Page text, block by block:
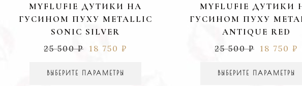
MYFLUFIE ДУТИКИ НА
ГУСИНОМ ПУХУ METALLIC
SONIC SILVER
25 500₽ 18 750 ₽
ВЫБЕРИТЕ ПАРАМЕТРЫ
MYFLUFIE ДУТИКИ
ГУСИНОМ ПУХУ
ANTIQUE RED
25 500₽ 18 750 ₽
ВЫБЕРИТЕ ПАРАМЕТРЫ